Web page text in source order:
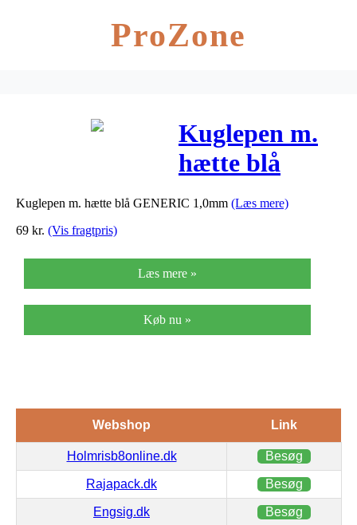
ProZone
Kuglepen m.
hætte blå
GENERIC
Kuglepen m. hætte blå GENERIC 1,0mm (Læs mere)
69 kr. (Vis fragtpris)
Læs mere »
Køb nu »
Webshop Link
Holmrisb8online.dk Besøg
Rajapack.dk Besøg
Engsig.dk Besøg